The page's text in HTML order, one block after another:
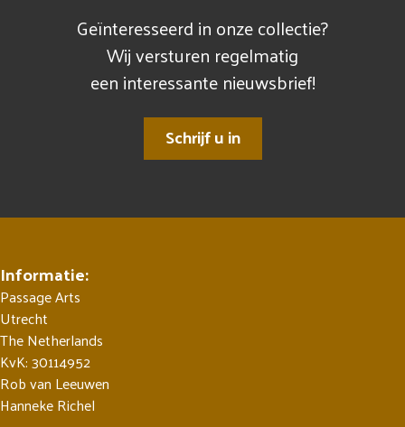
Geïnteresseerd in onze collectie?
Wij versturen regelmatig
een interessante nieuwsbrief!
Schrijf u in
Informatie:
Passage Arts
Utrecht
The Netherlands
KvK: 30114952
Rob van Leeuwen
Hanneke Richel